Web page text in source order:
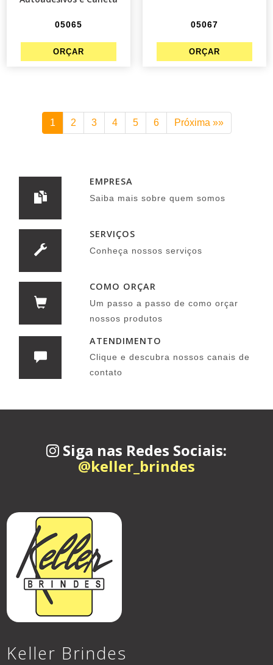
05065 05067
1 2 3 4 5 6 Próxima »»
EMPRESA
Saiba mais sobre quem somos
SERVIÇOS
Conheça nossos serviços
COMO ORÇAR
Um passo a passo de como orçar
nossos produtos
ATENDIMENTO
Clique e descubra nossos canais de
contato
Siga nas Redes Sociais:
@keller_brindes
Keller Brindes